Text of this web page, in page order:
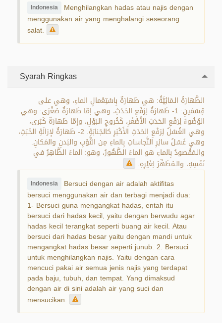
Indonesia Menghilangkan hadas atau najis dengan
menggunakan air yang menghalangi seseorang
salat.
Syarah Ringkas
الطَّهارَةُ الـمَائِيَّةُ: هي طَهارَةٌ بِاسْتِعْمالِ الماءِ، وهي على
قِسْمَينِ: 1- طَهارَةٌ لِرَفْعِ الحَدَثِ، وهي إمّا طَهارَةٌ صُغْرَى: وهي
الوُضُوءُ لِرَفْعِ الحَدَثِ الأَصْغَرِ، كَخُروجِ البَوْلِ، وإمّا طَهارَةٌ كُبْرى،
وهي الغُسْلُ لِرَفْعِ الحَدَثِ الأَكْبَرِ كالجَنابَةِ. 2- طَهارَةٌ لإزالَةِ الخَبَثِ،
وهي غَسْلُ سائِرِ النَّجاساتِ بِالماءِ مِن الثَّوْبِ والبَدنِ والمَكانِ.
والـمَقْصودُ بِالماءِ هو الماءُ الطَّهُورُ، وهو: الماءُ الطَّاهِرُ في
نَفْسِهِ، والـمُطَهِّرُ لِغَيْرِهِ.
Indonesia Bersuci dengan air adalah aktifitas
bersuci menggunakan air dan terbagi menjadi dua:
1- Bersuci guna mengangkat hadas, entah itu
bersuci dari hadas kecil, yaitu dengan berwudu agar
hadas kecil terangkat seperti buang air kecil. Atau
bersuci dari hadas besar yaitu dengan mandi untuk
mengangkat hadas besar seperti junub. 2. Bersuci
untuk menghilangkan najis. Yaitu dengan cara
mencuci pakai air semua jenis najis yang terdapat
pada baju, tubuh, dan tempat. Yang dimaksud
dengan air di sini adalah air yang suci dan
mensucikan.